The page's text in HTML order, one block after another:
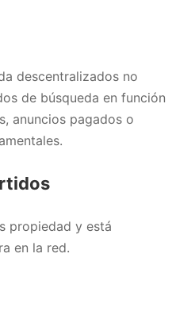
descentralizados no
de búsqueda en función
anuncios pagados o
propiedad y está
en la red.